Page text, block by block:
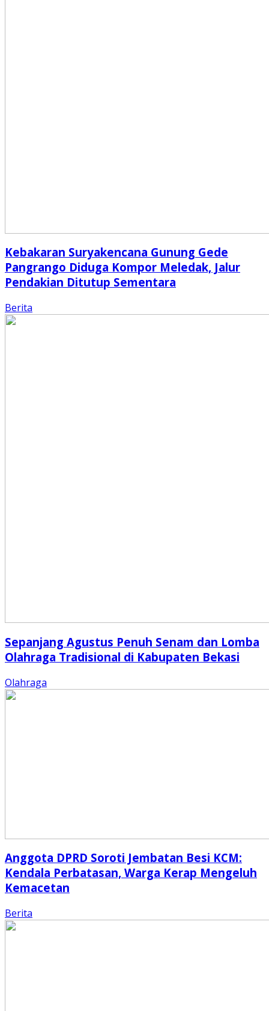
Kebakaran Suryakencana Gunung Gede
Pangrango Diduga Kompor Meledak, Jalur
Pendakian Ditutup Sementara
Berita
Sepanjang Agustus Penuh Senam dan Lomba
Olahraga Tradisional di Kabupaten Bekasi
Olahraga
Anggota DPRD Soroti Jembatan Besi KCM:
Kendala Perbatasan, Warga Kerap Mengeluh
Kemacetan
Berita